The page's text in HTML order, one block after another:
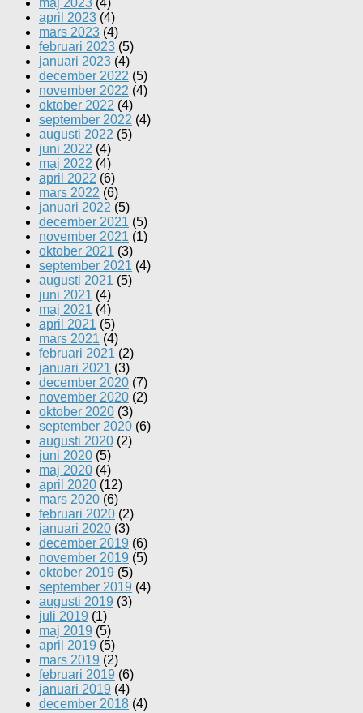
maj 2023 (4)
april 2023 (4)
mars 2023 (4)
februari 2023 (5)
januari 2023 (4)
december 2022 (5)
november 2022 (4)
oktober 2022 (4)
september 2022 (4)
augusti 2022 (5)
juni 2022 (4)
maj 2022 (4)
april 2022 (6)
mars 2022 (6)
januari 2022 (5)
december 2021 (5)
november 2021 (1)
oktober 2021 (3)
september 2021 (4)
augusti 2021 (5)
juni 2021 (4)
maj 2021 (4)
april 2021 (5)
mars 2021 (4)
februari 2021 (2)
januari 2021 (3)
december 2020 (7)
november 2020 (2)
oktober 2020 (3)
september 2020 (6)
augusti 2020 (2)
juni 2020 (5)
maj 2020 (4)
april 2020 (12)
mars 2020 (6)
februari 2020 (2)
januari 2020 (3)
december 2019 (6)
november 2019 (5)
oktober 2019 (5)
september 2019 (4)
augusti 2019 (3)
juli 2019 (1)
maj 2019 (5)
april 2019 (5)
mars 2019 (2)
februari 2019 (6)
januari 2019 (4)
december 2018 (4)